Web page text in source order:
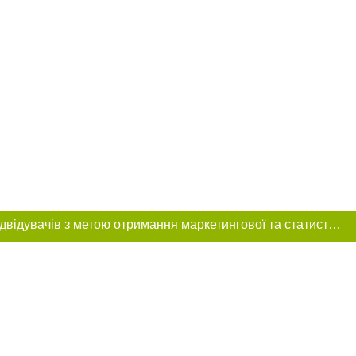
Цей сайт використовує «cookies». Також веб-сайт використовує інтернет-сервіс для збору технічних даних стосовно відвідувачів з метою отримання маркетингової та статистичної інформації. Умови обробки даних відвідувачів сайту див.